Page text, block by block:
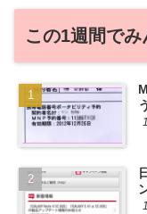
この1週間で